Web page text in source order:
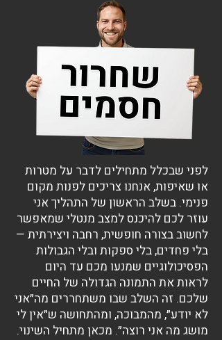
לפני שבכלל מתחילים לדבר על מטרות
או שאיפות, אנחנו צריכים לפנות מקום
פנימי. בשלב הראשון של התהליך אני
עוזר לכם להיכנס למצב מנטלי שמאפשר
לחשוב בצורה חופשית, רחבה ויצירתית —
בלי פחדים, בלי ספקות ובלי הגבולות
הפסיכולוגיים שמנעו מכם עד היום
לראות את התמונה הגדולה של החיים
שלכם. זה השלב שבו משתחררים מה״אני
לא יודע״, מהמבוכה, ומהתחושה ש״אין לי
מושג מה אני רוצה״. מכאן מתחיל השינוי.